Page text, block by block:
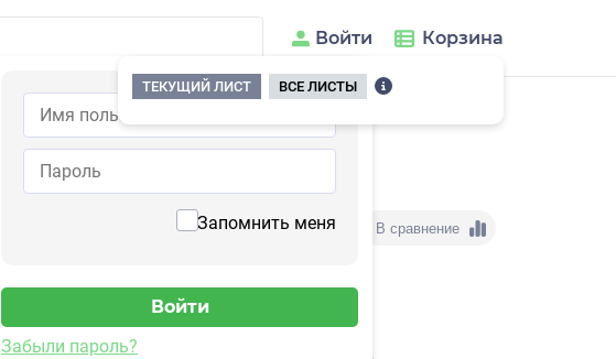
Войти
Запомнить меня
Забыли пароль?
Корзина
ТЕКУЩИЙ ЛИСТ
ВСЕ ЛИСТЫ
В сравнение